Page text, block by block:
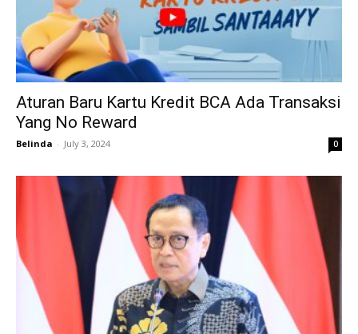
Aturan Baru Kartu Kredit BCA Ada Transaksi
Yang No Reward
Belinda - July 3, 2024 0